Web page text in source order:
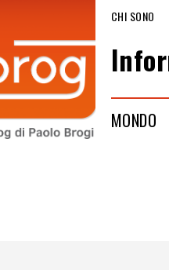
CHI SONO
MONDO